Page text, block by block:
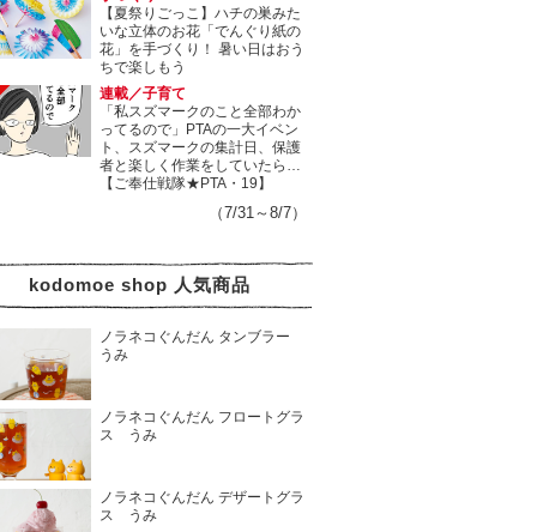
【夏祭りごっこ】ハチの巣みた
いな立体のお花「でんぐり紙の
花」を手づくり！ 暑い日はおう
ちで楽しもう
連載／子育て
「私スズマークのこと全部わか
ってるので」PTAの一大イベン
ト、スズマークの集計日、保護
者と楽しく作業をしていたら…
【ご奉仕戦隊★PTA・19】
（7/31～8/7）
kodomoe shop 人気商品
ノラネコぐんだん タンブラー
うみ
ノラネコぐんだん フロートグラ
ス うみ
ノラネコぐんだん デザートグラ
ス うみ